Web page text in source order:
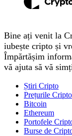
Bine ați venit la
iubește cripto și
Împărtășim
vă ajuta să vă
Știri Cripto
Prețurile Cripto
Bitcoin
Ethereum
Portofele
Burse de